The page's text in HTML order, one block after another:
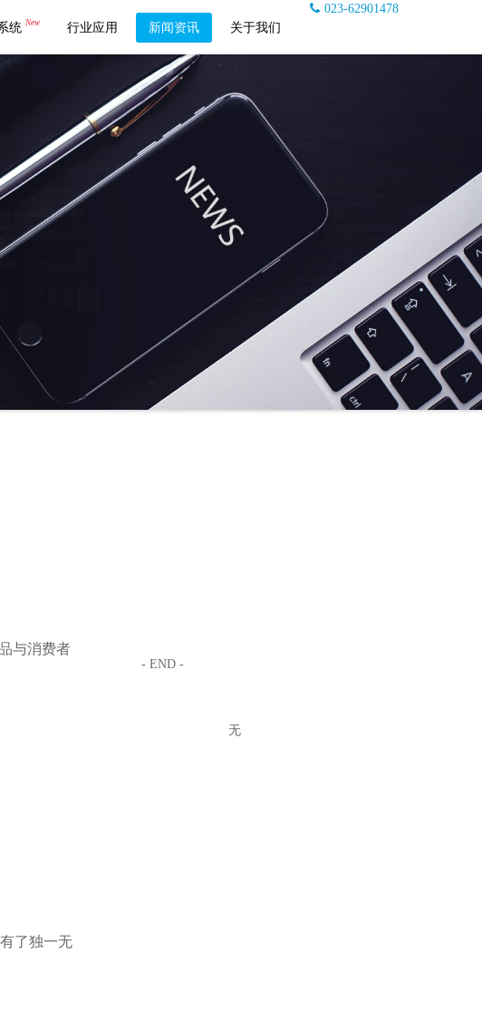
023-62901478
统 New 行业应用 新闻资讯 关于我们
与消费者
了独一无
- END -
无